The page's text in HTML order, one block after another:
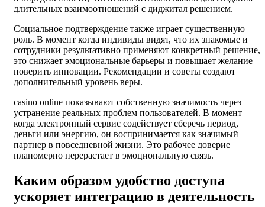
длительных взаимоотношений с диджитал решением.
Социальное подтверждение также играет существенную
роль. В момент когда индивиды видят, что их знакомые и
сотрудники результативно применяют конкретный решение,
это снижает эмоциональные барьеры и повышает желание
поверить инновации. Рекомендации и советы создают
дополнительный уровень веры.
casino online показывают собственную значимость через
устранение реальных проблем пользователей. В момент
когда электронный сервис содействует сберечь период,
деньги или энергию, он воспринимается как значимый
партнер в повседневной жизни. Это рабочее доверие
планомерно перерастает в эмоциональную связь.
Каким образом удобство доступа
ускоряет интеграцию в деятельность